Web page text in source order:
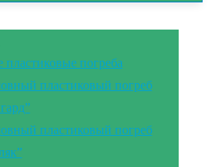
погреба
пластиковый погреб
пластиковый погреб